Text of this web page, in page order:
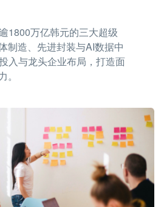
1800万亿韩元的三大超级
制造、先进封装与AI数据中
入与龙头企业布局，打造面